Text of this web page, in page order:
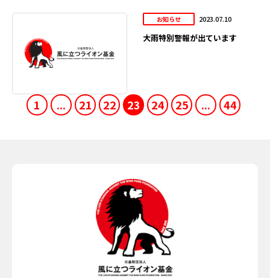
お知らせ 2023.07.10
大雨特別警報が出ています
1 ... 21 22 23 24 25 ... 44